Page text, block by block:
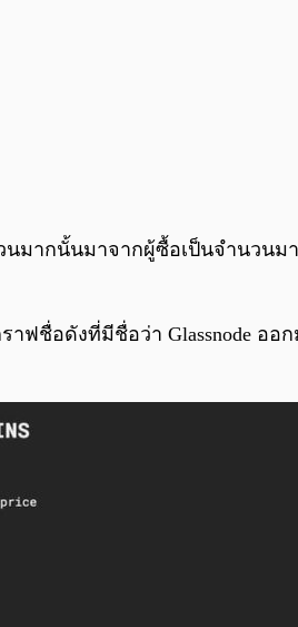
มากนั้นมาจากผู้ซื้อเป็นจำนวน
ฟชื่อดังที่มีชื่อว่า Glassnode อ